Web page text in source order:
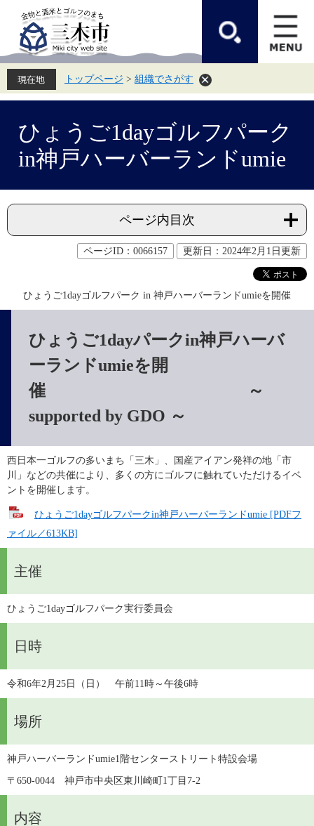
先
頭
す。
を
飛
し
トップページ > 組織でさがす
ひょうご1dayゴルフパーク
in神戸ハーバーランドumie
ページ内目次
ページID：0066157 更新日：2024年2月1日更新
ひょうご1dayゴルフパーク in 神戸ハーバーランドumieを開催
ひょうご1dayパークin神戸ハーバ
ーランドumieを開
催 ～
supported by GDO ～
西日本一ゴルフの多いまち「三木」、国産アイアン発祥の地「市
川」などの共催により、多くの方にゴルフに触れていただけるイベ
ントを開催します。
ひょうご1dayゴルフパークin神戸ハーバーランドumie [PDFフ
ァイル／613KB]
主催
ひょうご1dayゴルフパーク実行委員会
日時
令和6年2月25日（日）　午前11時～午後6時
場所
神戸ハーバーランドumie1階センターストリート特設会場
〒650-0044　神戸市中央区東川崎町1丁目7-2
内容